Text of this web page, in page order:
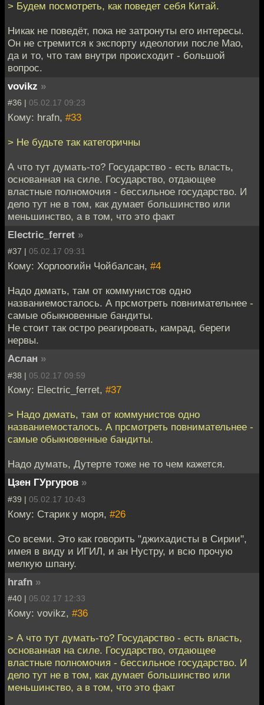
> Будем посмотреть, как поведет себя Китай.
Никак не поведёт, пока не затронуты его интересы.
Он не стремится к экспорту идеологии после Мао,
да и то, что там внутри происходит - большой
вопрос.
vovikz »
#36 | 05.02.17 09:23
Кому: hrafn, #33
> Не будьте так категоричны
А что тут думать-то? Государство - есть власть,
основанная на силе. Государство, отдающее
властные полномочия - бессильное государство. И
дело тут не в том, как думает большинство или
меньшинство, а в том, что это факт
Electric_ferret »
#37 | 05.02.17 09:31
Кому: Хорлоогийн Чойбалсан, #4
Надо дкмать, там от коммунистов одно
названиемосталось. А прсмотреть повнимательнее -
самые обыкновенные бандиты.
Не стоит так остро реагировать, камрад, береги
нервы.
Аслан »
#38 | 05.02.17 09:59
Кому: Electric_ferret, #37
> Надо дкмать, там от коммунистов одно
названиемосталось. А прсмотреть повнимательнее -
самые обыкновенные бандиты.
Надо думать, Дутерте тоже не то чем кажется.
Цзен ГУргуров »
#39 | 05.02.17 10:43
Кому: Старик у моря, #26
Со всеми. Это как говорить "джихадисты в Сирии",
имея в виду и ИГИЛ, и ан Нустру, и всю прочую
мелкую шпану.
hrafn »
#40 | 05.02.17 12:33
Кому: vovikz, #36
> А что тут думать-то? Государство - есть власть,
основанная на силе. Государство, отдающее
властные полномочия - бессильное государство. И
дело тут не в том, как думает большинство или
меньшинство, а в том, что это факт